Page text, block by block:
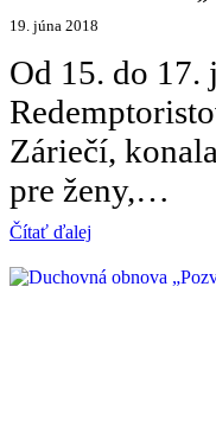
19. júna 2018
Od 15. do 17.
Záriečí,
pre ženy,…
Čítať ďalej